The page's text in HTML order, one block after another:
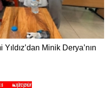
Minik Derya’nın